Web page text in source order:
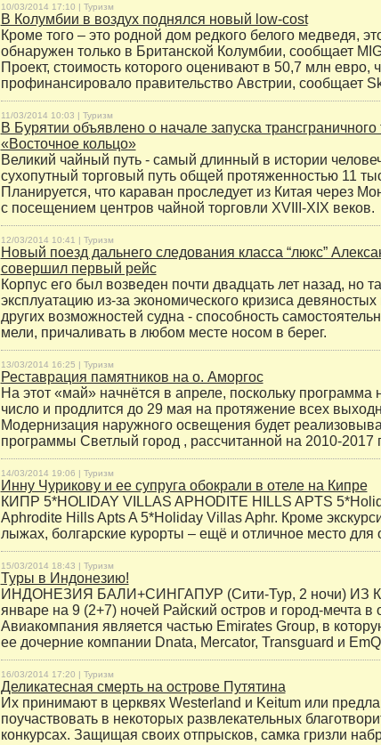
10/03/2014 17:10 | Туризм
В Колумбии в воздух поднялся новый low-cost
Кроме того – это родной дом редкого белого медведя,
обнаружен только в Британской Колумбии, сообщает
Проект, стоимость которого оценивают в 50,7 млн евро,
профинансировало правительство Австрии, сообщает
11/03/2014 10:03 | Туризм
В Бурятии объявлено о начале запуска трансграничного
«Восточное кольцо»
Великий чайный путь - самый длинный в истории
сухопутный торговый путь общей протяженностью 11
Планируется, что караван проследует из Китая через
с посещением центров чайной торговли XVIII-XIX веков.
12/03/2014 10:41 | Туризм
Новый поезд дальнего следования класса “люкс”
совершил первый рейс
Корпус его был возведен почти двадцать лет назад, но
эксплуатацию из-за экономического кризиса
других возможностей судна - способность
мели, причаливать в любом месте носом в берег.
13/03/2014 16:25 | Туризм
Реставрация памятников на о. Аморгос
На этот «май» начнётся в апреле, поскольку программа
число и продлится до 29 мая на протяжение всех
Модернизация наружного освещения будет
программы Светлый город , рассчитанной на 2010-2017
14/03/2014 19:06 | Туризм
Инну Чурикову и ее супруга обокрали в отеле на Кипре
КИПР 5*HOLIDAY VILLAS APHODITE HILLS APTS
Aphrodite Hills Apts A 5*Holiday Villas Aphr. Кроме
лыжах, болгарские курорты – ещё и отличное место для
15/03/2014 18:43 | Туризм
Туры в Индонезию!
ИНДОНЕЗИЯ БАЛИ+СИНГАПУР (Сити-Тур, 2 ночи) ИЗ
январе на 9 (2+7) ночей Райский остров и город-мечта в
Авиакомпания является частью Emirates Group, в
ее дочерние компании Dnata, Mercator, Transguard и
16/03/2014 17:20 | Туризм
Деликатесная смерть на острове Путятина
Их принимают в церквях Westerland и Keitum или
поучаствовать в некоторых развлекательных
конкурсах. Защищая своих отпрысков, самка гризли